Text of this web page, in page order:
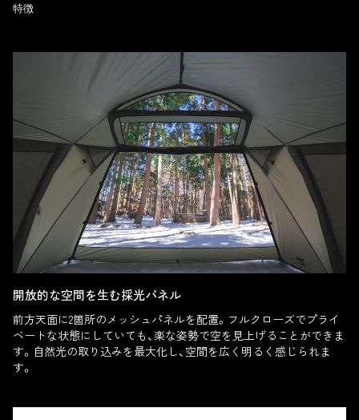
特徴
開放的な空間を生む採光パネル
前方天面に2箇所のメッシュパネルを配置。フルクローズでプライ
ベートな状態にしていても、楽な姿勢で空を見上げることができま
す。自然光の取り込みを最大化し、空間を広く明るく感じられま
す。